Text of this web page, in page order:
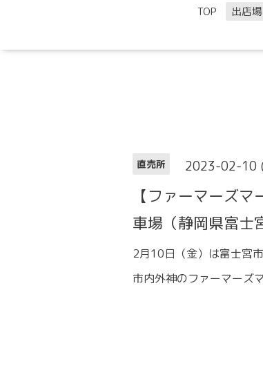
TOP 出店
直売所 2023-02-10
【ファーマーズ
車場（静岡県富士
2月10日（金）は富士宮
市内外神のファーマーズ